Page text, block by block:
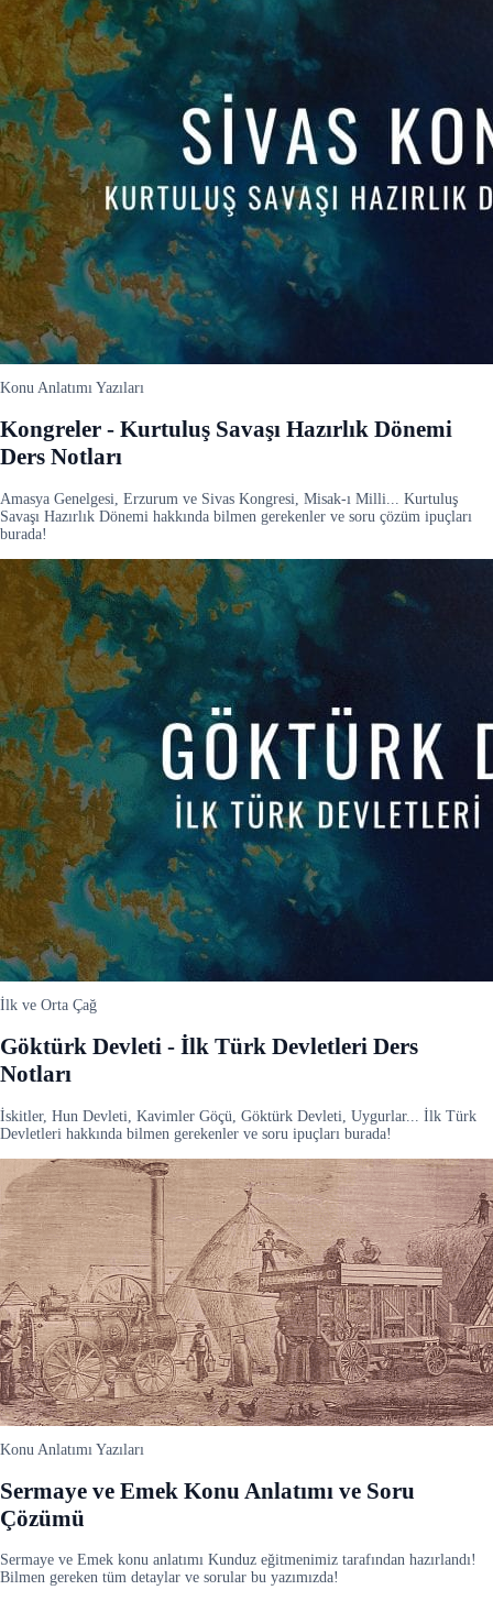
Konu Anlatımı Yazıları
Kongreler - Kurtuluş Savaşı Hazırlık Dönemi
Ders Notları
Amasya Genelgesi, Erzurum ve Sivas Kongresi, Misak-ı Milli... Kurtuluş
Savaşı Hazırlık Dönemi hakkında bilmen gerekenler ve soru çözüm ipuçları
burada!
İlk ve Orta Çağ
Göktürk Devleti - İlk Türk Devletleri Ders
Notları
İskitler, Hun Devleti, Kavimler Göçü, Göktürk Devleti, Uygurlar... İlk Türk
Devletleri hakkında bilmen gerekenler ve soru ipuçları burada!
Konu Anlatımı Yazıları
Sermaye ve Emek Konu Anlatımı ve Soru
Çözümü
Sermaye ve Emek konu anlatımı Kunduz eğitmenimiz tarafından hazırlandı!
Bilmen gereken tüm detaylar ve sorular bu yazımızda!